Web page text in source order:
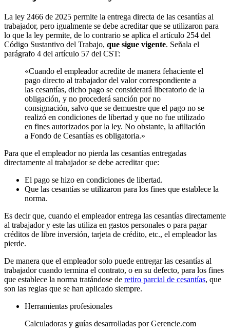
La ley 2466 de 2025 permite la entrega directa de las cesantías al
trabajador, pero igualmente se debe acreditar que se utilizaron para
lo que la ley permite, de lo contrario se aplica el artículo 254 del
Código Sustantivo del Trabajo, que sigue vigente. Señala el
parágrafo 4 del artículo 57 del CST:
«Cuando el empleador acredite de manera fehaciente el
pago directo al trabajador del valor correspondiente a
las cesantías, dicho pago se considerará liberatorio de la
obligación, y no procederá sanción por no
consignación, salvo que se demuestre que el pago no se
realizó en condiciones de libertad y que no fue utilizado
en fines autorizados por la ley. No obstante, la afiliación
a Fondo de Cesantías es obligatoria.»
Para que el empleador no pierda las cesantías entregadas
directamente al trabajador se debe acreditar que:
El pago se hizo en condiciones de libertad.
Que las cesantías se utilizaron para los fines que establece la
norma.
Es decir que, cuando el empleador entrega las cesantías directamente
al trabajador y este las utiliza en gastos personales o para pagar
créditos de libre inversión, tarjeta de crédito, etc., el empleador las
pierde.
De manera que el empleador solo puede entregar las cesantías al
trabajador cuando termina el contrato, o en su defecto, para los fines
que establece la norma tratándose de retiro parcial de cesantías, que
son las reglas que se han aplicado siempre.
Herramientas profesionales
Calculadoras y guías desarrolladas por Gerencie.com